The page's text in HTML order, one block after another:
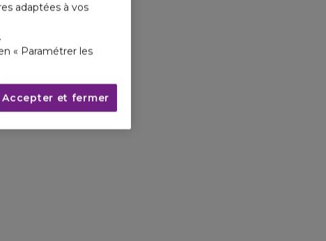
adaptées à vos
« Paramétrer les
Accepter et fermer